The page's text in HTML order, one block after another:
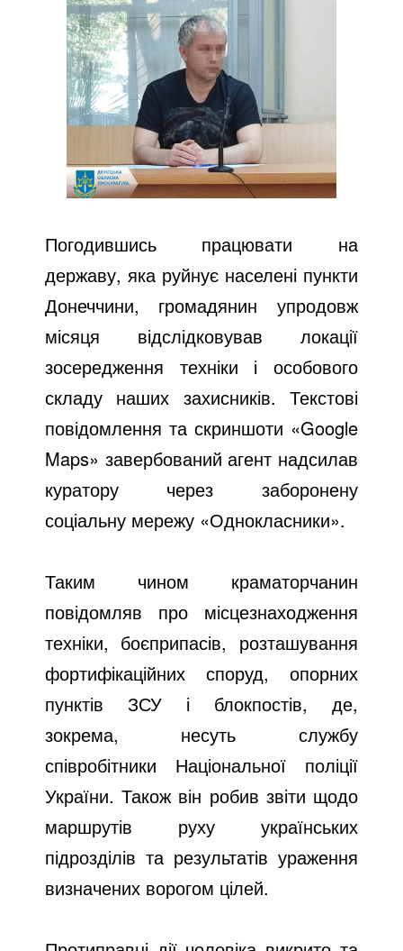
Погодившись працювати на
державу, яка руйнує населені пункти
Донеччини, громадянин упродовж
місяця відслідковував локації
зосередження техніки і особового
складу наших захисників. Текстові
повідомлення та скриншоти «Google
Maps» завербований агент надсилав
куратору через заборонену
соціальну мережу «Однокласники».
Таким чином краматорчанин
повідомляв про місцезнаходження
техніки, боєприпасів, розташування
фортифікаційних споруд, опорних
пунктів ЗСУ і блокпостів, де,
зокрема, несуть службу
співробітники Національної поліції
України. Також він робив звіти щодо
маршрутів руху українських
підрозділів та результатів ураження
визначених ворогом цілей.